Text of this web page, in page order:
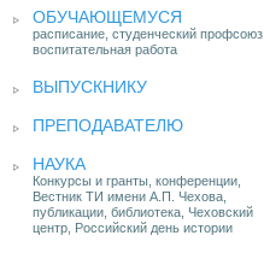
ОБУЧАЮЩЕМУСЯ
расписание, студенческий профсоюз,
воспитательная работа
ВЫПУСКНИКУ
ПРЕПОДАВАТЕЛЮ
НАУКА
Конкурсы и гранты, конференции,
Вестник ТИ имени А.П. Чехова,
публикации, библиотека, Чеховский
центр, Российский день истории